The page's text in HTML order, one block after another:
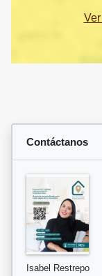
Contáctanos
Isabel Restrepo